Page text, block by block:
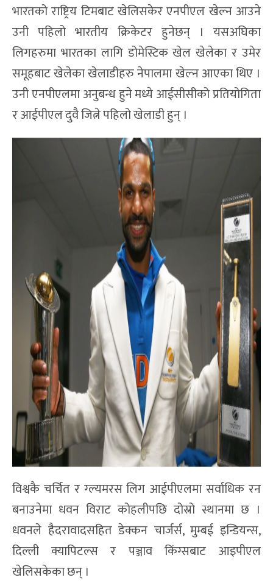
भारतको राष्ट्रिय टिमबाट खेलिसकेर एनपीएल खेल्न आउने
उनी पहिलो भारतीय क्रिकेटर हुनेछन् । यसअघिका
लिगहरुमा भारतका लागि डोमेस्टिक खेल खेलेका र उमेर
समूहबाट खेलेका खेलाडीहरु नेपालमा खेल्न आएका थिए ।
उनी एनपीएलमा अनुबन्ध हुने मध्ये आईसीसीको प्रतियोगिता
र आईपीएल दुवै जित्ने पहिलो खेलाडी हुन् ।
विश्वकै चर्चित र ग्ल्यमरस लिग आईपीएलमा सर्वाधिक रन
बनाउनेमा धवन विराट कोहलीपछि दोस्रो स्थानमा छ ।
धवनले हैदरावादसहित डेक्कन चार्जर्स, मुम्बई इन्डियन्स,
दिल्ली क्यापिटल्स र पञ्जाव किंग्सबाट आइपीएल
खेलिसकेका छन् ।